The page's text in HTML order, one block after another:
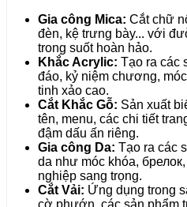
Gia công Mica: Cắt chữ
đèn, kệ trưng bày... với
trong suốt hoàn hảo.
Khắc Acrylic: Tạo ra các
đáo, kỷ niệm chương,
tinh xảo cao.
Cắt Khắc Gỗ: Sản xuất
tên, menu, các chi tiết
đậm dấu ấn riêng.
Gia công Da: Tạo ra các
da như móc khóa,
nghiệp sang trọng.
Cắt Vải: Ứng dụng trong
cờ phướn, các sản phẩm